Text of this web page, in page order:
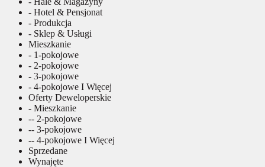
- Hotel & Pensjonat
- Produkcja
- Sklep & Usługi
Mieszkanie
- 1-pokojowe
- 2-pokojowe
- 3-pokojowe
- 4-pokojowe I Więcej
Oferty Deweloperskie
- Mieszkanie
-- 2-pokojowe
-- 3-pokojowe
-- 4-pokojowe I Więcej
Sprzedane
Wynajęte